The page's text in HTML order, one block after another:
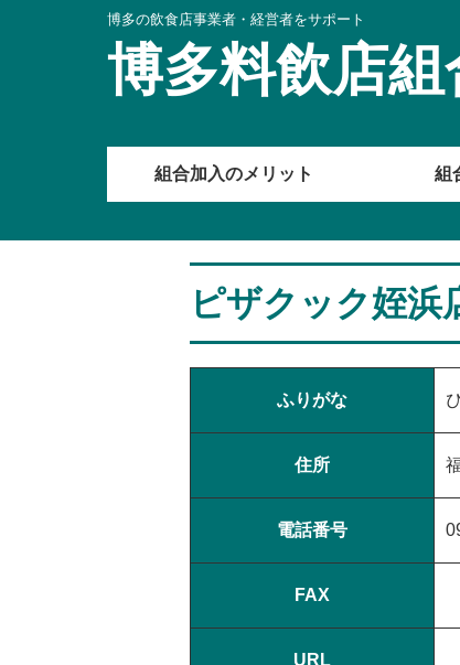
博多の飲食店事業者・経営者をサポート
博多料飲店組
組合加入のメリット 組
ピザクック姪浜
ふりがな
住所
電話番号
FAX
URL